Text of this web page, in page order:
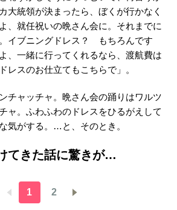
大統領が決まったら、ぼくが行かなく
、就任祝いの晩さん会に。それまでに
イブニングドレス？ もちろんです
、一緒に行ってくれるなら、渡航費は
レスのお仕立てもこちらで」。
チャッチャ。晩さん会の踊りはワルツ
ャ。ふわふわのドレスをひるがえして
気がする。…と、そのとき。
てきた話に驚きが…
1 2